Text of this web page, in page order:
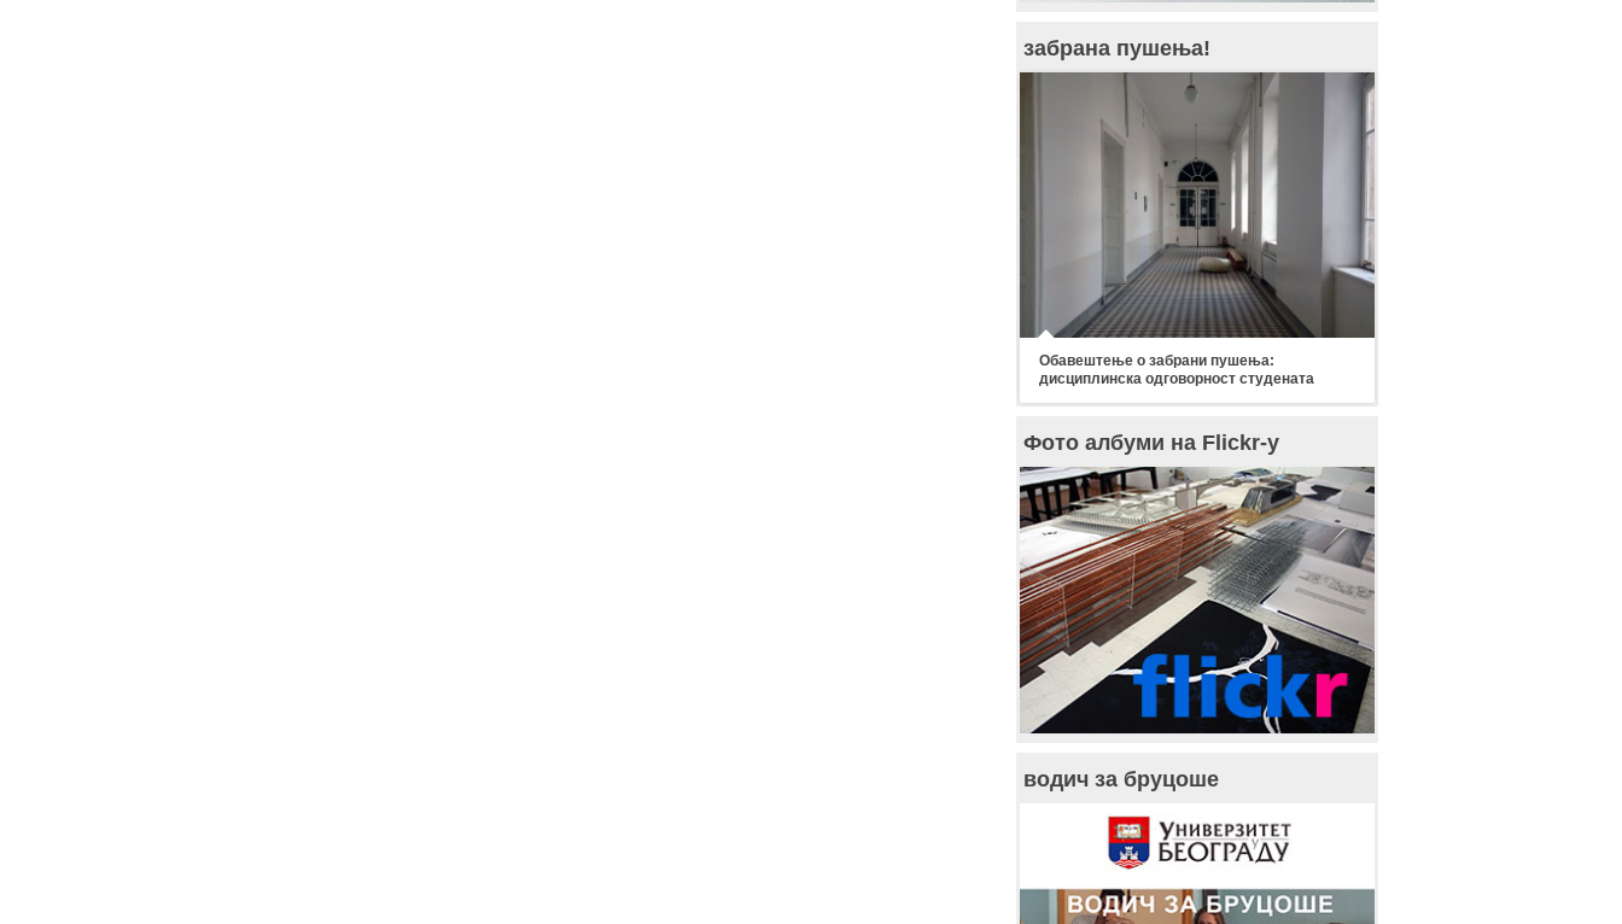
забрана пушења!
Обавештење о забрани пушења:
дисциплинска одговорност студената
Фото албуми на Flickr-у
водич за бруцоше